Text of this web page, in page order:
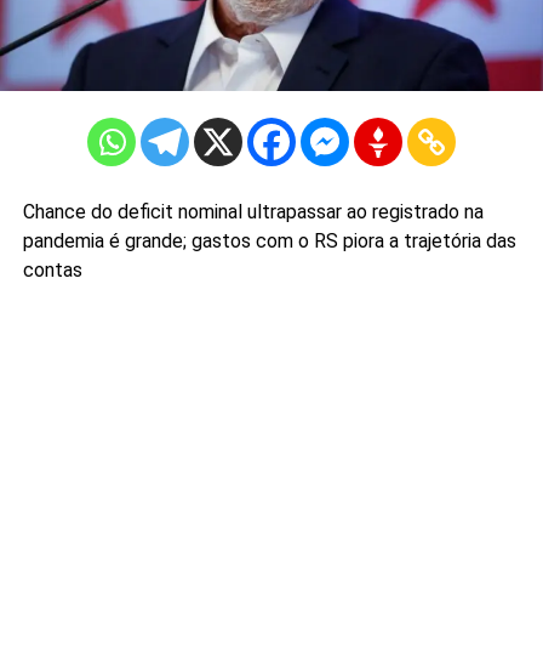
Chance do deficit nominal ultrapassar ao registrado na
pandemia é grande; gastos com o RS piora a trajetória das
contas